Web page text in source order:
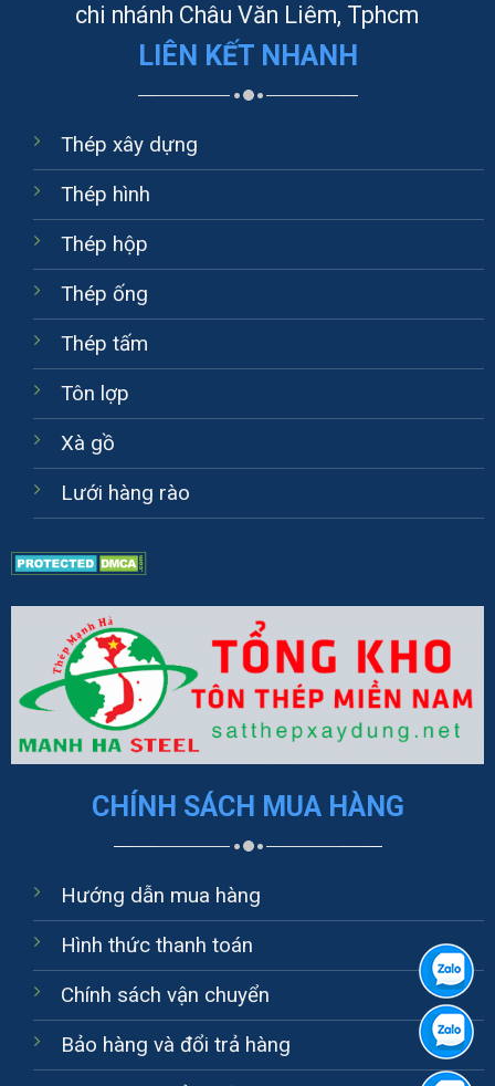
chi nhánh Châu Văn Liêm, Tphcm
LIÊN KẾT NHANH
Thép xây dựng
Thép hình
Thép hộp
Thép ống
Thép tấm
Tôn lợp
Xà gồ
Lưới hàng rào
CHÍNH SÁCH MUA HÀNG
Hướng dẫn mua hàng
Hình thức thanh toán
Chính sách vận chuyển
Bảo hàng và đổi trả hàng